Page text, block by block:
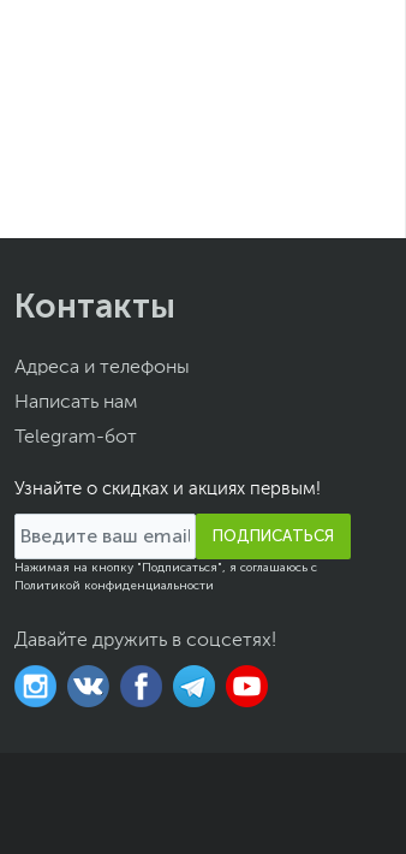
Контакты
Адреса и телефоны
Написать нам
Telegram-бот
Узнайте о скидках и акциях первым!
ПОДПИСАТЬСЯ
Нажимая на кнопку "Подписаться", я соглашаюсь с
Политикой конфиденциальности
Давайте дружить в соцсетях!